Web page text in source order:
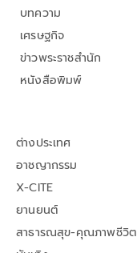
บทความ
เศรษฐกิจ
ข่าวพระราชสำนัก
หนังสือพิมพ์
ต่างประเทศ
อาชญากรรม
X-CITE
ยานยนต์
สาธารณสุข-คุณภาพชีวิต